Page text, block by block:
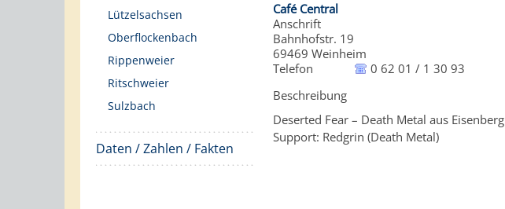
Lützelsachsen
Oberflockenbach
Rippenweier
Ritschweier
Sulzbach
Daten / Zahlen / Fakten
Café Central
Anschrift
Bahnhofstr. 19
69469 Weinheim
Telefon
0 62 01 / 1 30 93
Beschreibung
Deserted Fear – Death Metal aus Eisenberg
Support: Redgrin (Death Metal)